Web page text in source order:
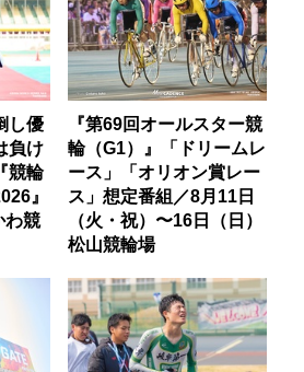
し優
負け
競輪
』
わ競
『第69回オールスター競
輪（G1）』「ドリームレ
ース」「オリオン賞レー
ス」想定番組／8月11日
（火・祝）〜16日（日）
松山競輪場